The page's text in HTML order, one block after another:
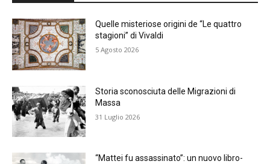
Quelle misteriose origini de “Le quattro
stagioni” di Vivaldi
5 Agosto 2026
Storia sconosciuta delle Migrazioni di
Massa
31 Luglio 2026
“Mattei fu assassinato”: un nuovo libro-